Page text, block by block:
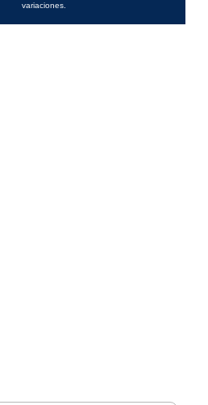
variaciones.